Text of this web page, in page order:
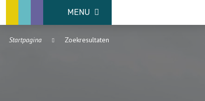
MENU
Startpagina Zoekresultaten